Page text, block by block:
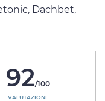
Dachbet,
92/100
VALUTAZIONE